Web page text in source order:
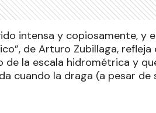
intensa y copiosamente, y
de Arturo Zubillaga,
la escala hidrométrica y
cuando la draga (a pesar